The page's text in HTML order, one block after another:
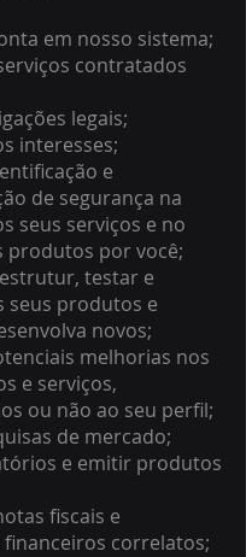
em nosso sistema;
contratados
legais;
interesses;
e
de segurança na
seus serviços e no
produtos por você;
testar e
seus produtos e
novos;
melhorias nos
e serviços,
ou não ao seu perfil;
de mercado;
e emitir produtos
fiscais e
correlatos;